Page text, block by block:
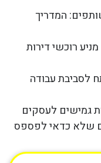
המדריך
רוכשי דירות
לסביבת עבודה
גמישים לעסקים